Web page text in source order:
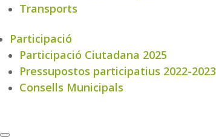
Transports
Participació
Participació Ciutadana 2025
Pressupostos participatius 2022-2023
Consells Municipals